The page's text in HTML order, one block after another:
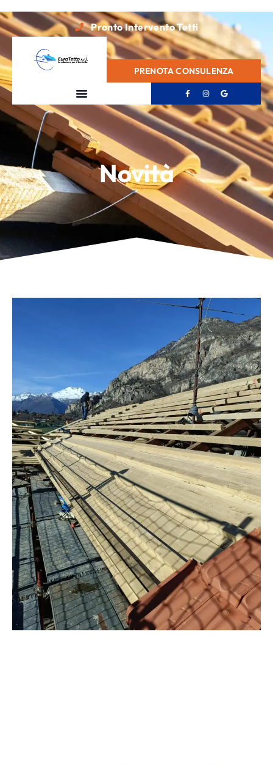
Pronto Intervento Tetti
PRENOTA CONSULENZA
Novità